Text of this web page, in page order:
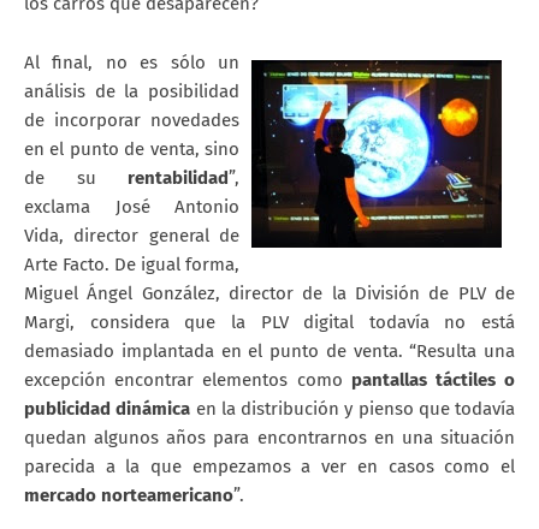
Al final, no es sólo un
análisis de la posibilidad
de incorporar novedades
en el punto de venta, sino
de su rentabilidad”,
exclama José Antonio
Vida, director general de
Arte Facto. De igual forma,
Miguel Ángel González, director de la División de PLV de
Margi, considera que la PLV digital todavía no está
demasiado implantada en el punto de venta. “Resulta una
excepción encontrar elementos como pantallas táctiles o
publicidad dinámica en la distribución y pienso que todavía
quedan algunos años para encontrarnos en una situación
parecida a la que empezamos a ver en casos como el
mercado norteamericano”.